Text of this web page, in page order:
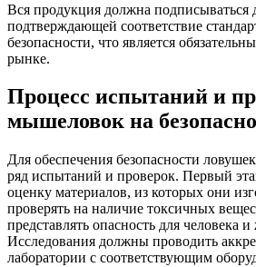
Вся продукция должна подписываться
подтверждающей соответствие
безопасности, что является
рынке.
Процесс испытаний и
мышеловок на
Для обеспечения безопасности
ряд испытаний и проверок. Первый
оценку материалов, из которых они
проверять на наличие токсичных
представлять опасность для человека
Исследования должны проводить
лаборатории с соответствующим